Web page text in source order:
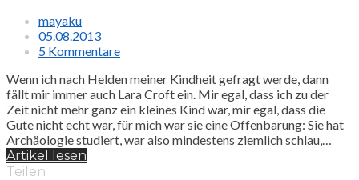
mayaku
05.08.2013
5 Kommentare
Wenn ich nach Helden meiner Kindheit gefragt werde, dann
fällt mir immer auch Lara Croft ein. Mir egal, dass ich zu der
Zeit nicht mehr ganz ein kleines Kind war, mir egal, dass die
Gute nicht echt war, für mich war sie eine Offenbarung: Sie hat
Archäologie studiert, war also mindestens ziemlich schlau,…
Artikel lesen
Teilen